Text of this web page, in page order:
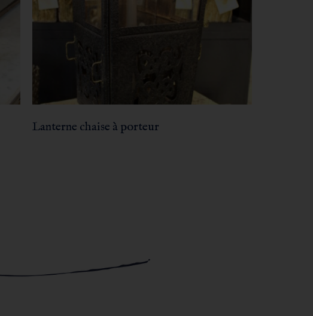
Lanterne chaise à porteur